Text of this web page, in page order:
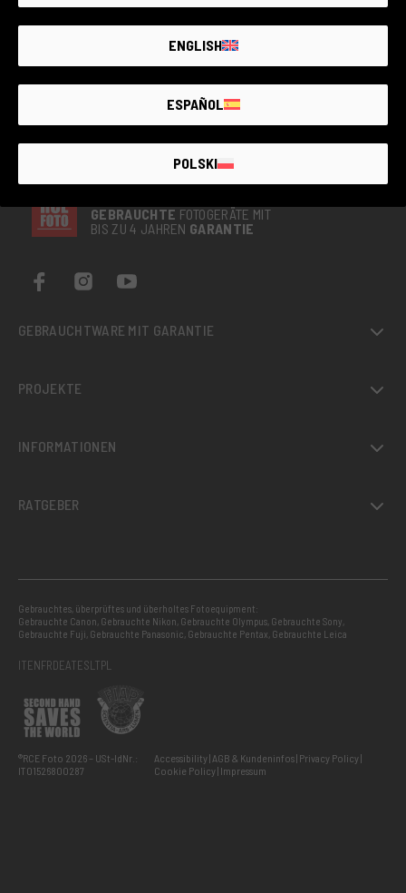
GEBRAUCHTE FOTOGERÄTE MIT
BIS ZU 4 JAHREN GARANTIE
GEBRAUCHTWARE MIT GARANTIE
PROJEKTE
INFORMATIONEN
RATGEBER
Gebrauchtes, überprüftes und überholtes Fotoequipment:
Gebrauchte Canon, Gebrauchte Nikon, Gebrauchte Olympus, Gebrauchte Sony,
Gebrauchte Fuji, Gebrauchte Panasonic, Gebrauchte Pentax, Gebrauchte Leica
ITENFRDEATESLTPL
®RCE Foto 2026 – USt-IdNr.:
IT01526800287
Accessibility AGB & Kundeninfos Privacy Policy
Cookie Policy Impressum
ENGLISH
ESPAÑOL
POLSKI